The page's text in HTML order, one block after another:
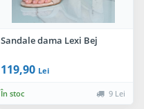
Sandale dama Lexi Bej
119,90 Lei
În stoc 9 Lei